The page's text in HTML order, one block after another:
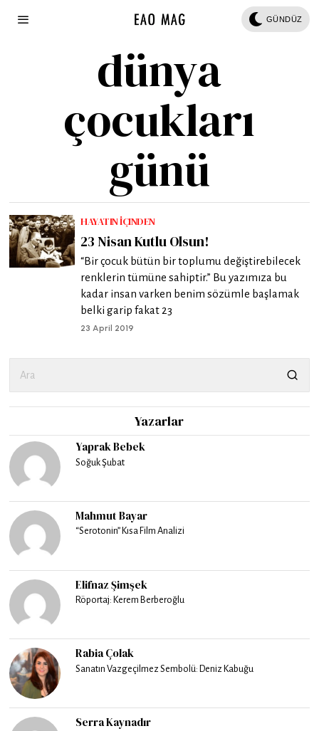
GÜNDÜZ
dünya
çocukları
günü
HAYATIN İÇINDEN
23 Nisan Kutlu Olsun!
“Bir çocuk bütün bir toplumu değiştirebilecek
renklerin tümüne sahiptir.” Bu yazımıza bu
kadar insan varken benim sözümle başlamak
belki garip fakat 23
23 April 2019
Yazarlar
Yaprak Bebek
Soğuk Şubat
Mahmut Bayar
“Serotonin” Kısa Film Analizi
Elifnaz Şimşek
Röportaj: Kerem Berberoğlu
Rabia Çolak
Sanatın Vazgeçilmez Sembolü: Deniz Kabuğu
Serra Kaynadır